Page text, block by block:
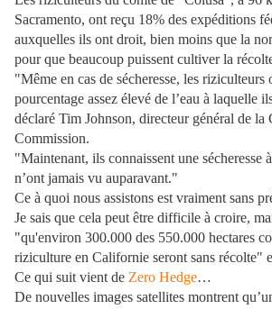
Sacramento, ont reçu 18% des expéditions
auxquelles ils ont droit, bien moins que la
pour que beaucoup puissent cultiver la
"Même en cas de sécheresse, les riziculteurs
pourcentage assez élevé de l’eau à laquelle
déclaré Tim Johnson, directeur général de
Commission.
"Maintenant, ils connaissent une sécheresse
n’ont jamais vu auparavant."
Ce à quoi nous assistons est vraiment sans
Je sais que cela peut être difficile à croire,
"qu'environ 300.000 des 550.000 hectares
riziculture en Californie seront sans récolte"
Ce qui suit vient de Zero Hedge…
De nouvelles images satellites montrent